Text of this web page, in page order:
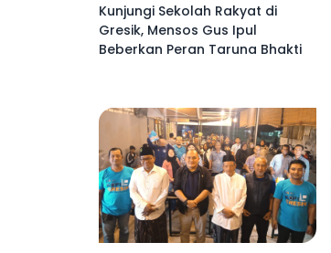
Kunjungi Sekolah Rakyat di
Gresik, Mensos Gus Ipul
Beberkan Peran Taruna Bhakti